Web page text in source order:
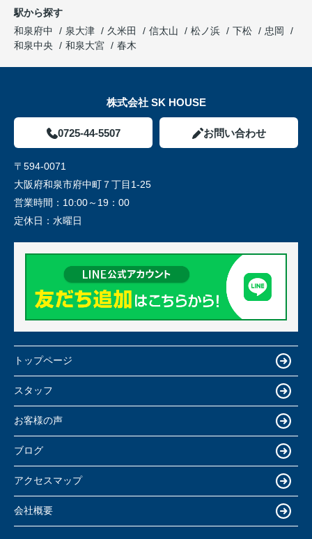
駅から探す
和泉府中
泉大津 久米田 信太山 松ノ浜 下松
忠岡
和泉中央
和泉大宮 春木
株式会社 SK HOUSE
0725-44-5507 お問い合わせ
〒594-0071
大阪府和泉市府中町７丁目1-25
営業時間： 10:00～19：00
定休日： 水曜日
トップページ
スタッフ
お客様の声
ブログ
アクセスマップ
会社概要